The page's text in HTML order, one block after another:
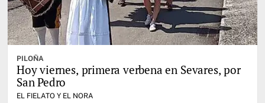
PILOÑA
Hoy viernes, primera verbena en Sevares, por
San Pedro
EL FIELATO Y EL NORA